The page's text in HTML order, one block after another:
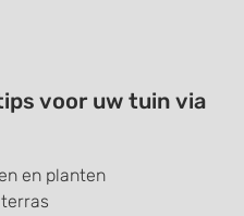
voor uw tuin via
en planten